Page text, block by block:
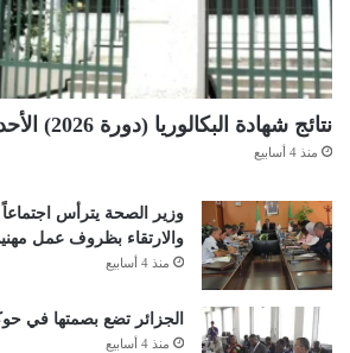
نتائج شهادة البكالوريا (دورة 2026) الأحد المقبل
منذ 4 أسابيع
وزير الصحة يترأس اجتماعاً
والارتقاء بظروف عمل
منذ 4 أسابيع
الجزائر تضع بصمتها في
منذ 4 أسابيع